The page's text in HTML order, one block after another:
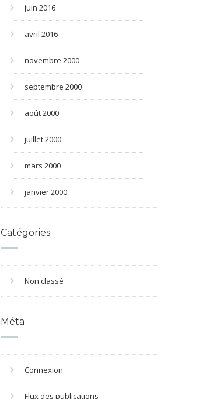
juin 2016
avril 2016
novembre 2000
septembre 2000
août 2000
juillet 2000
mars 2000
janvier 2000
Catégories
Non classé
Méta
Connexion
Flux des publications